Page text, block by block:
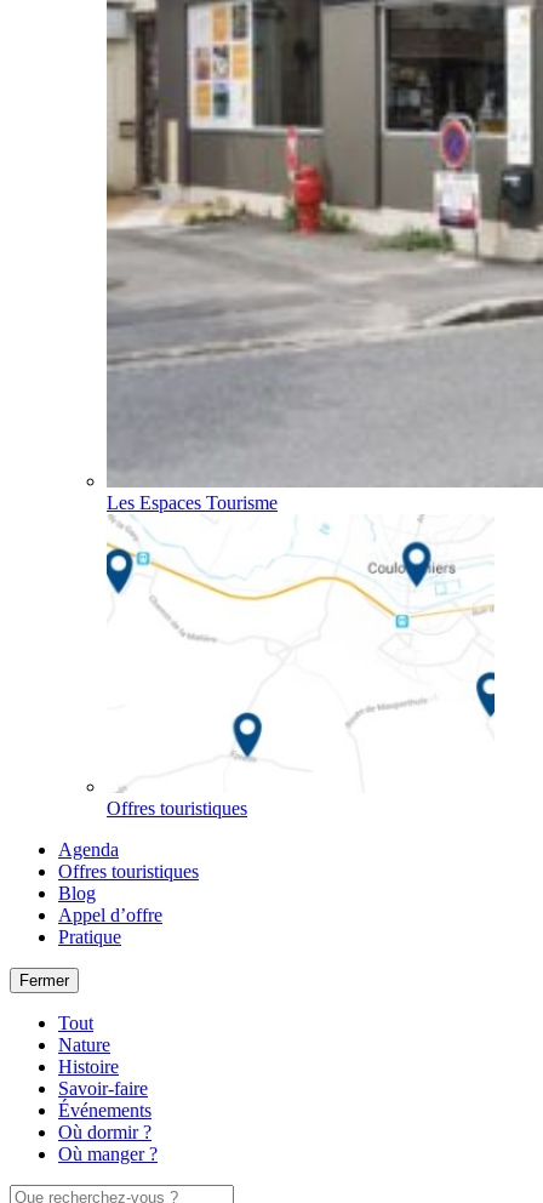
Les Espaces Tourisme
Offres touristiques
Agenda
Offres touristiques
Blog
Appel d’offre
Pratique
Fermer
Tout
Nature
Histoire
Savoir-faire
Événements
Où dormir ?
Où manger ?